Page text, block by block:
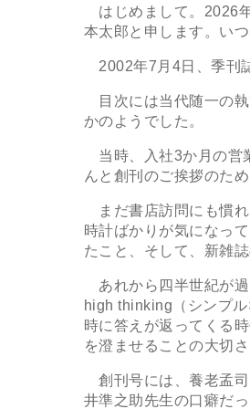
はじめまして。2026
本太郎と申します。い
2002年7月4日、季刊
目次には当代随一の執
かのようでした。
当時、入社3か月の営
んと創刊のご挨拶のた
まだ書店訪問にも慣れ
時計ばかりが気になっ
たこと、そして、新雑
あれから四半世紀が
high thinking（シンプ
時に答えが返ってくる
を澄ませることの大切
創刊号には、養老孟司
井準之助先生の口癖だ